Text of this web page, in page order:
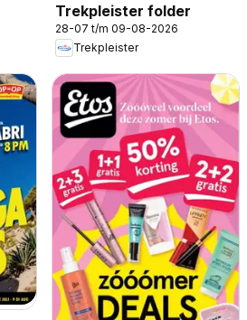
Trekpleister folder
28-07 t/m 09-08-2026
Trekpleister